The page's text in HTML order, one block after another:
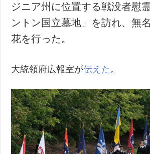
インタビュー
写真
動画
フ
ジニア州に位置する戦没者慰
ントン国立墓地」を訪れ、無
花を行った。
大統領府広報室が伝えた 。